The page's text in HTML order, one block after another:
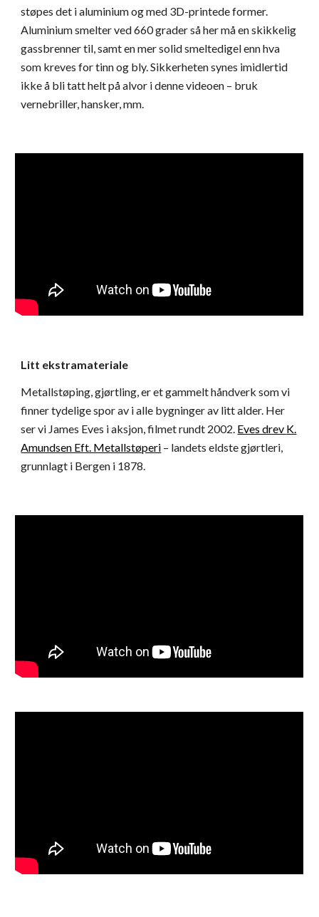
støpes det i aluminium og med 3D-printede former.
Aluminium smelter ved 660 grader så her må en skikkelig
gassbrenner til, samt en mer solid smeltedigel enn hva
som kreves for tinn og bly. Sikkerheten synes imidlertid
ikke å bli tatt helt på alvor i denne videoen – bruk
vernebriller, hansker, mm.
Litt ekstramateriale
Metallstøping, gjørtling, er et gammelt håndverk som vi
finner tydelige spor av i alle bygninger av litt alder. Her
ser vi James Eves i aksjon, filmet rundt 2002. Eves drev K.
Amundsen Eft. Metallstøperi – landets eldste gjørtleri,
grunnlagt i Bergen i 1878.